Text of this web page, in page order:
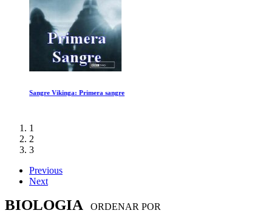
Sangre Vikinga: Primera sangre
1
2
3
Previous
Next
BIOLOGIA ORDENAR POR